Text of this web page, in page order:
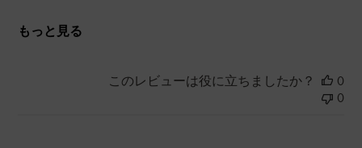
もっと見る
このレビューは役に立ちましたか？
0
0